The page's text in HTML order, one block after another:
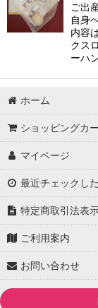
ご出
自身
内容
クス
ーハ
ホーム
ショッピングカ
マイページ
最近チェックし
特定商取引法表
ご利用案内
お問い合わせ